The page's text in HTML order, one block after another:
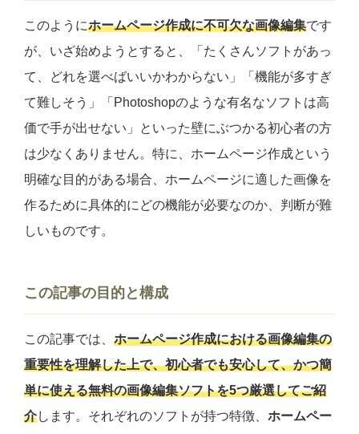
このようにホームページ作成に不可欠な画像編集です
が、いざ始めようとすると、「たくさんソフトがあっ
て、どれを選べばいいかわからない」「機能が多すぎ
て難しそう」「Photoshopのような有名なソフトは高
価で手が出せない」といった壁にぶつかる初心者の方
は少なくありません。特に、ホームページ作成という
明確な目的がある場合、ホームページに適した画像を
作るために具体的にどの機能が必要なのか、判断が難
しいものです。
この記事の目的と構成
この記事では、 ホームページ作成における画像編集の
重要性を理解した上で、初心者でも安心して、かつ簡
単に使える無料の画像編集ソフトを5つ厳選してご紹
介します。それぞれのソフトが持つ特徴、 ホームペー